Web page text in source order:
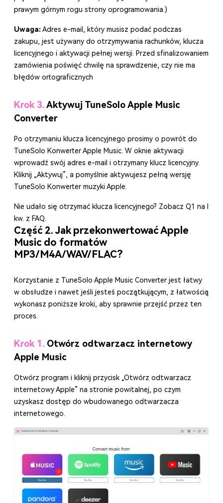
prawym górnym rogu strony oprogramowania.)
Uwaga: Adres e-mail, który musisz podać podczas
zakupu, jest używany do otrzymywania rachunków, klucza
licencyjnego i aktywacji pełnej wersji. Przed sfinalizowaniem
zamówienia poświęć chwilę na sprawdzenie, czy nie ma
błędów ortograficznych
Krok 3.Aktywuj TuneSolo Apple Music
Converter
Po otrzymaniu klucza licencyjnego prosimy o powrót do
TuneSolo Konwerter Apple Music. W oknie aktywacji
wprowadź swój adres e-mail i otrzymany klucz licencyjny.
Kliknij „Aktywuj”, a pomyślnie aktywujesz pełną wersję
TuneSolo Konwerter muzyki Apple.
Nie udało się otrzymać klucza licencyjnego? Zobacz Q1 na I
kw. z FAQ.
Część 2. Jak przekonwertować Apple
Music do formatów
MP3/M4A/WAV/FLAC?
Korzystanie z TuneSolo Apple Music Converter jest łatwy
w obsłudze i nawet jeśli jesteś początkującym, z łatwością
wykonasz poniższe kroki, aby sprawnie przejść przez ten
proces.
Krok 1. Otwórz odtwarzacz internetowy
Apple Music
Otwórz program i kliknij przycisk „Otwórz odtwarzacz
internetowy Apple” na stronie powitalnej, po czym
uzyskasz dostęp do wbudowanego odtwarzacza
internetowego.